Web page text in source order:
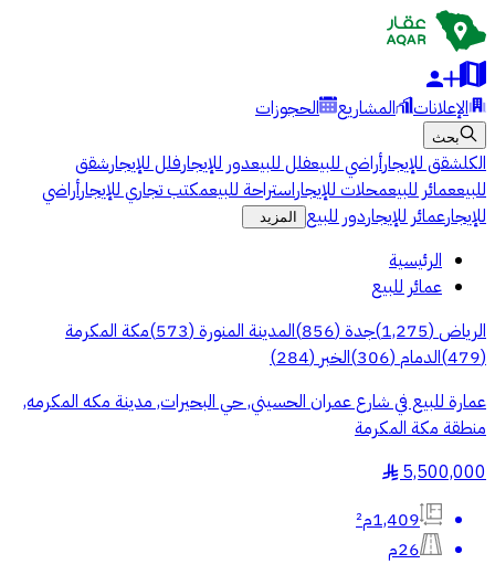
الإعلانات المشاريع الحجوزات
بحث
الكلشقق للإيجارأراضي للبيعفلل للبيعدور للإيجارفلل للإيجارشقق
للبيععمائر للبيعمحلات للإيجاراستراحة للبيعمكتب تجاري للإيجارأراضي
للإيجارعمائر للإيجاردور للبيع المزيد
الرئيسية
عمائر للبيع
الرياض(
1,275
)جدة(
856
)المدينة المنورة(
573
)مكة المكرمة
(
479
)الدمام(
306
)الخبر (
284
)
عمارة للبيع في شارع عمران الحسيني, حي البحيرات, مدينة مكه المكرمه,
منطقة مكة المكرمة
5,500,000
§
1,409م²
26م